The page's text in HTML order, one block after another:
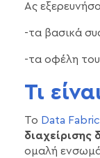
Ας
-τα βασικά
-τα οφέλη
Τι
Το Data Fabric
διαχείρισης
ομαλή